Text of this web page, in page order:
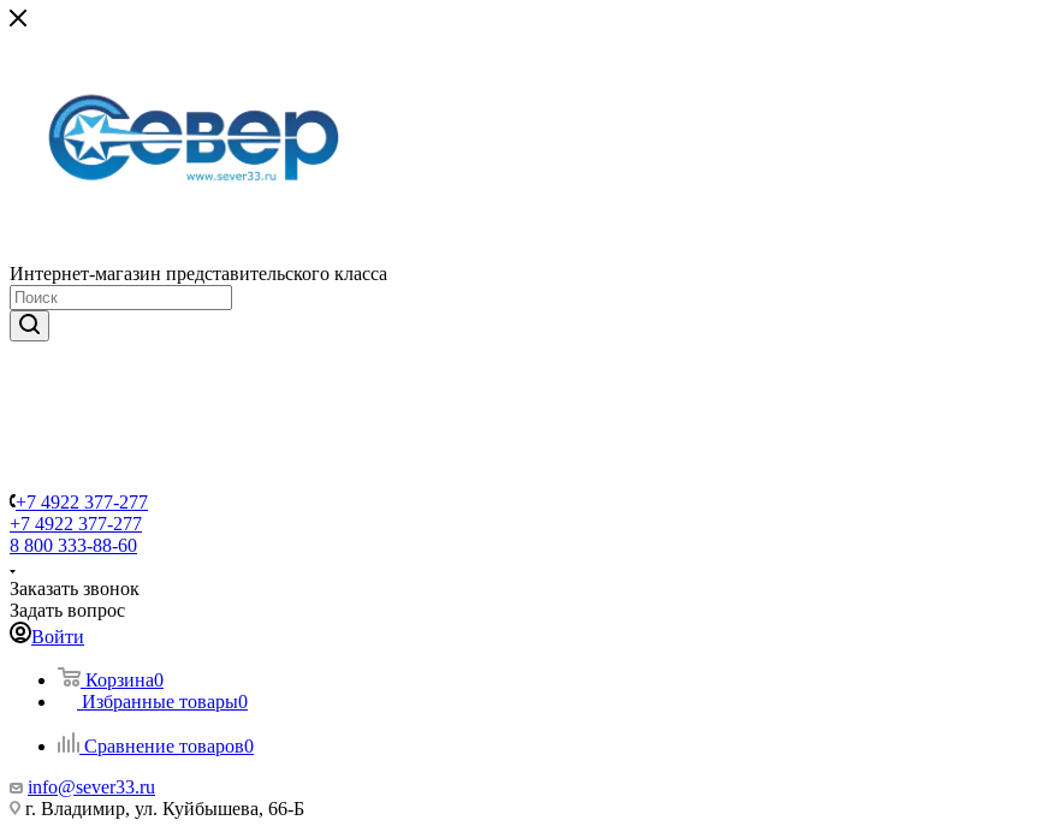
Интернет-магазин представительского класса
+7 4922 377-277
+7 4922 377-277
8 800 333-88-60
Заказать звонок
Задать вопрос
Войти
Корзина0
Избранные товары0
Сравнение товаров0
info@sever33.ru
г. Владимир, ул. Куйбышева, 66-Б